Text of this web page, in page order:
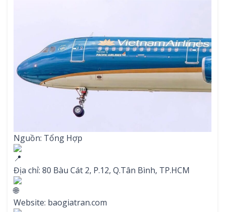
Nguồn: Tổng Hợp
Địa chỉ: 80 Bàu Cát 2, P.12, Q.Tân Bình, TP.HCM
Website: baogiatran.com